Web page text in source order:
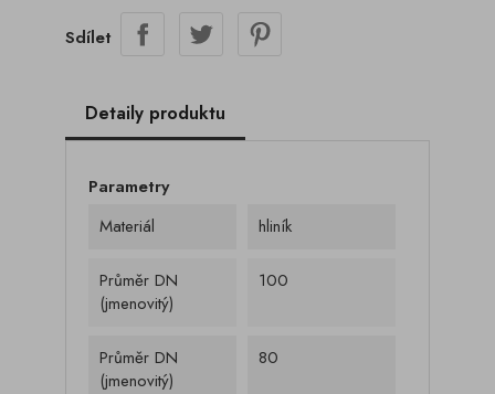
Sdílet
Detaily produktu
Parametry
Materiál
hliník
Průměr DN
(jmenovitý)
100
Průměr DN
(jmenovitý)
80